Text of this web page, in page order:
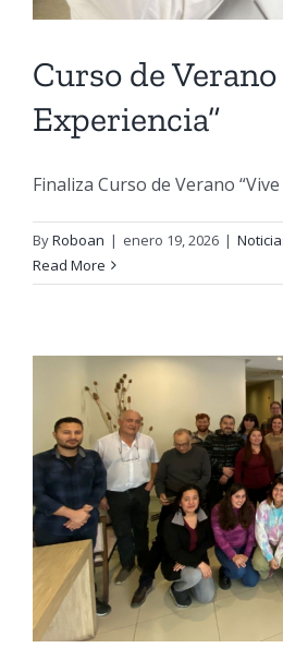
Curso de
Experiencia”
Finaliza Curso de Verano
ByRoboan | enero 19, 2026 |
Read More